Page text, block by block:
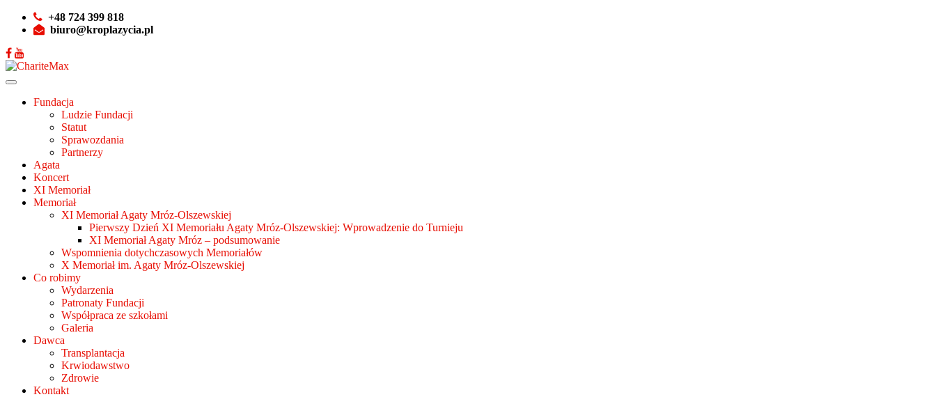
+48 724 399 818
biuro@kroplazycia.pl
Fundacja
Ludzie Fundacji
Statut
Sprawozdania
Partnerzy
Agata
Koncert
XI Memoriał
Memoriał
XI Memoriał Agaty Mróz-Olszewskiej
Pierwszy Dzień XI Memoriału Agaty Mróz-Olszewskiej: Wprowadzenie do Turnieju
XI Memoriał Agaty Mróz – podsumowanie
Wspomnienia dotychczasowych Memoriałów
X Memoriał im. Agaty Mróz-Olszewskiej
Co robimy
Wydarzenia
Patronaty Fundacji
Współpraca ze szkołami
Galeria
Dawca
Transplantacja
Krwiodawstwo
Zdrowie
Kontakt